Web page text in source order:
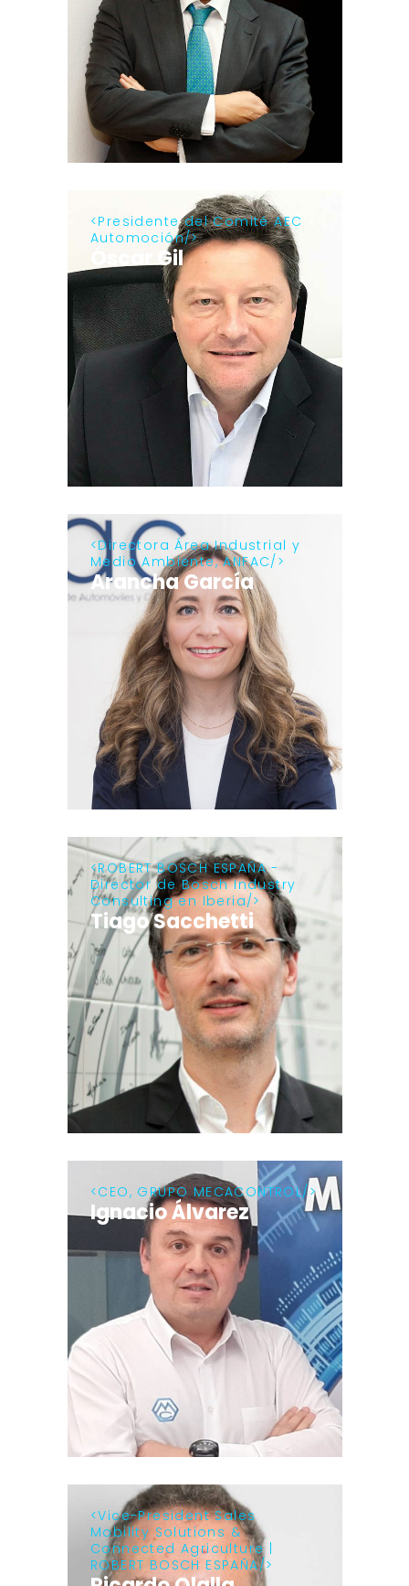
Presidente del Comité AEC
Automoción
Óscar Gil
Directora Área Industrial y
Medio Ambiente, ANFAC
Arancha García
ROBERT BOSCH ESPAÑA -
Director de Bosch Industry
Consulting en Iberia
Tiago Sacchetti
CEO, GRUPO MECACONTROL
Ignacio Álvarez
Vice-President Sales
Mobility Solutions &
Connected Agriculture |
ROBERT BOSCH ESPAÑA